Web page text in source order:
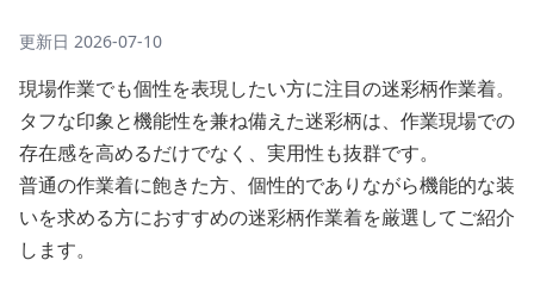
更新日 2026-07-10
現場作業でも個性を表現したい方に注目の迷彩柄作業着。
タフな印象と機能性を兼ね備えた迷彩柄は、作業現場での
存在感を高めるだけでなく、実用性も抜群です。
普通の作業着に飽きた方、個性的でありながら機能的な装
いを求める方におすすめの迷彩柄作業着を厳選してご紹介
します。